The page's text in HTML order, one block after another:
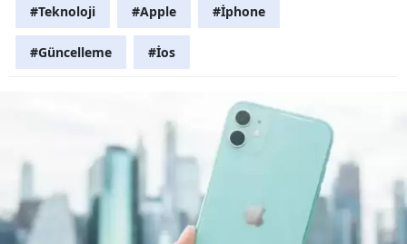
#Teknoloji #Apple #İphone
#Güncelleme #İos